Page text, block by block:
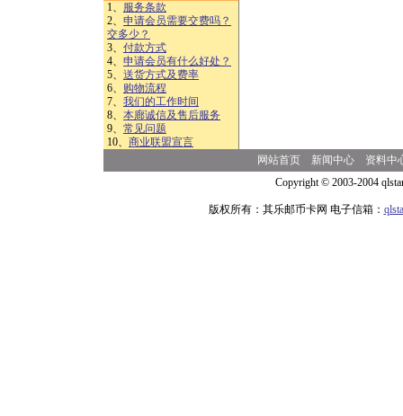
1、 服务条款
2、 申请会员需要交费吗？
交多少？
3、 付款方式
4、 申请会员有什么好处？
5、 送货方式及费率
6、 购物流程
7、 我们的工作时间
8、 本廊诚信及售后服务
9、 常见问题
10、 商业联盟宣言
网站首页 新闻中心
资料中
Copyright © 2003-2004
版权所有：其乐邮币卡网 电子信箱：